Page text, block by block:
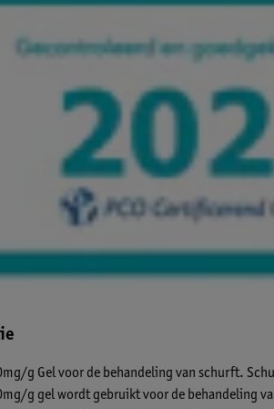
g Gel voor de behandeling van schurft.
g gel wordt gebruikt voor de behandeling